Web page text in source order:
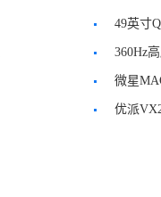
49英寸
示器发布
360Hz
示器微星
屏显示器
优派